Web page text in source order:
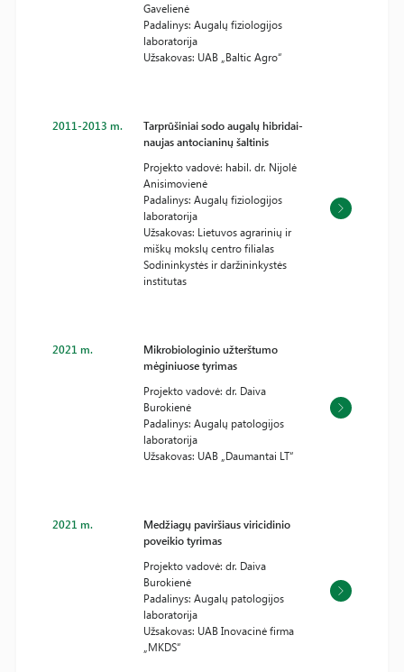
Gavelienė
Padalinys: Augalų fiziologijos
laboratorija
Užsakovas: UAB „Baltic Agro“
2011-2013 m.
Tarprūšiniai sodo augalų hibridai-
naujas antocianinų šaltinis
Projekto vadovė: habil. dr. Nijolė
Anisimovienė
Padalinys: Augalų fiziologijos
laboratorija
Užsakovas: Lietuvos agrarinių ir
miškų mokslų centro filialas
Sodininkystės ir daržininkystės
institutas
2021 m.
Mikrobiologinio užterštumo
mėginiuose tyrimas
Projekto vadovė: dr. Daiva
Burokienė
Padalinys: Augalų patologijos
laboratorija
Užsakovas: UAB „Daumantai LT“
2021 m.
Medžiagų paviršiaus viricidinio
poveikio tyrimas
Projekto vadovė: dr. Daiva
Burokienė
Padalinys: Augalų patologijos
laboratorija
Užsakovas: UAB Inovacinė firma
„MKDS“